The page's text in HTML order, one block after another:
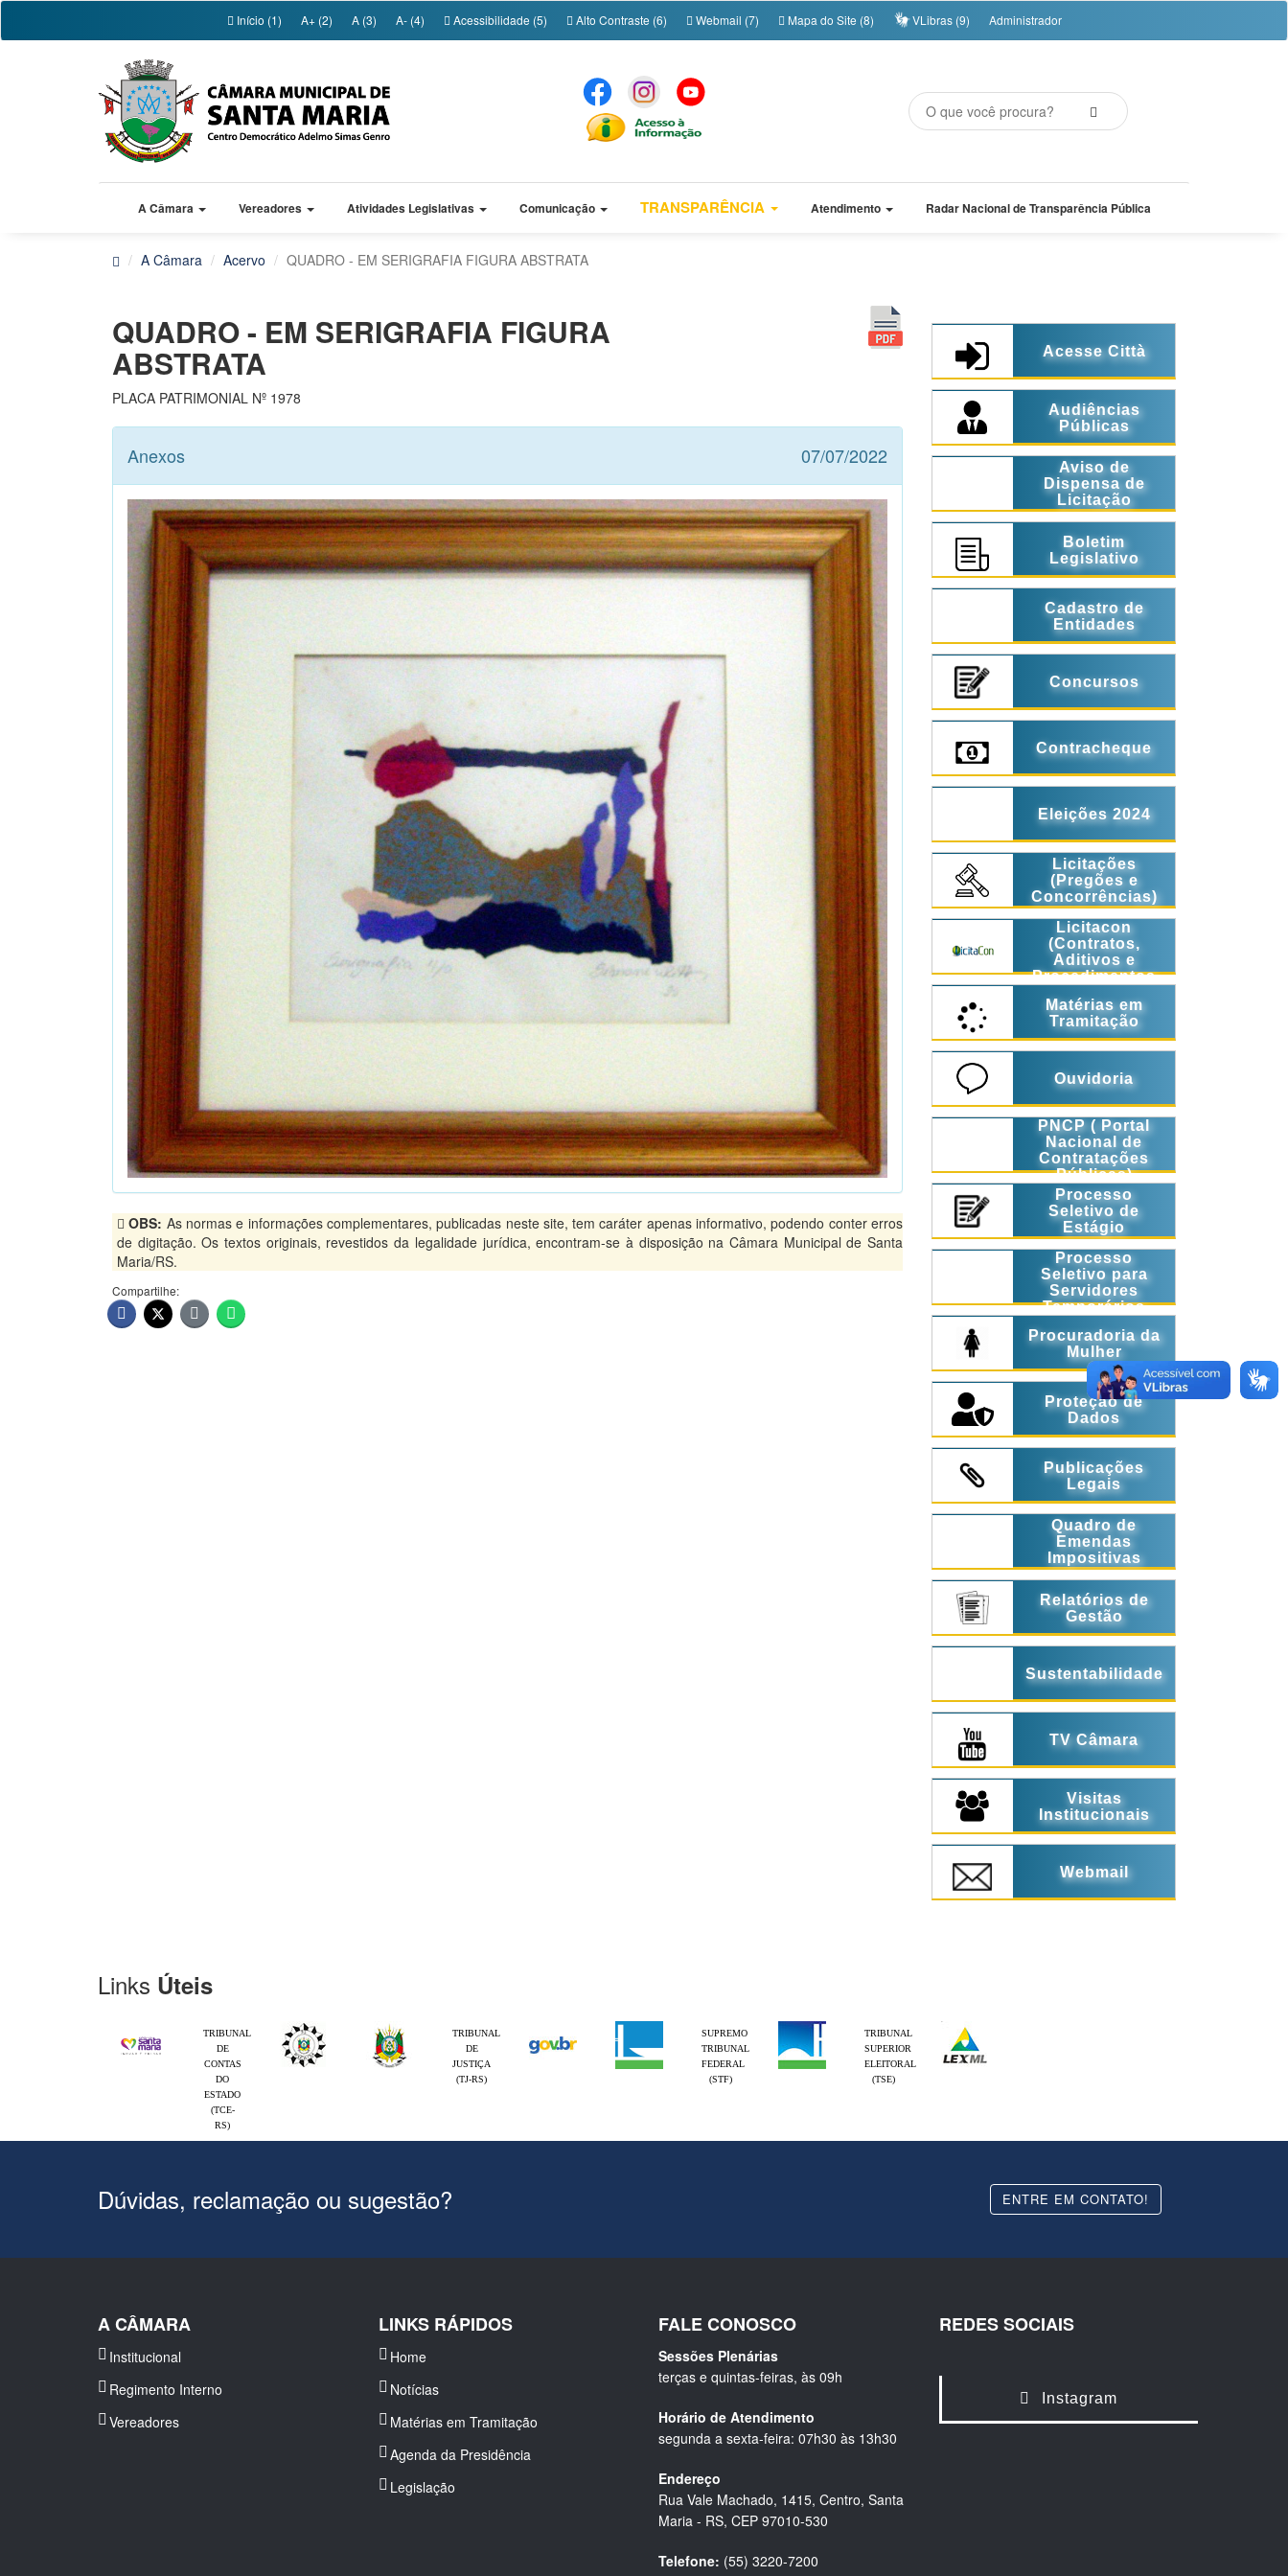
Início (1) A+ (2) A (3) A- (4) Acessibilidade (5) Alto Contraste (6) Webmail (7) Mapa do Site (8) VLibras (9) Administrador
A Câmara Vereadores Atividades Legislativas Comunicação TRANSPARÊNCIA Atendimento Radar Nacional de Transparência Pública
A Câmara Acervo QUADRO - EM SERIGRAFIA FIGURA ABSTRATA
QUADRO - EM SERIGRAFIA FIGURA
ABSTRATA
PLACA PATRIMONIAL Nº 1978
Anexos 07/07/2022
OBS: As normas e informações complementares, publicadas neste site, tem caráter apenas informativo, podendo conter erros
de digitação. Os textos originais, revestidos da legalidade jurídica, encontram-se à disposição na Câmara Municipal de Santa
Maria/RS.
Compartilhe:
Acesse Città
Audiências
Públicas
Aviso de
Dispensa de
Licitação
Boletim
Legislativo
Cadastro de
Entidades
Concursos
Contracheque
Eleições 2024
Licitações
(Pregões e
Concorrências)
Licitacon
(Contratos,
Aditivos e
Procedimentos
Matérias em
Tramitação
Ouvidoria
PNCP ( Portal
Nacional de
Contratações
Públicas)
Processo
Seletivo de
Estágio
Processo
Seletivo para
Servidores
Temporários
Procuradoria da
Mulher
Proteção de
Dados
Publicações
Legais
Quadro de
Emendas
Impositivas
Relatórios de
Gestão
Sustentabilidade
TV Câmara
Visitas
Institucionais
Webmail
Links Úteis
TRIBUNAL
DE
CONTAS
DO
ESTADO
(TCE-
RS)
TRIBUNAL
DE
JUSTIÇA
(TJ-RS)
SUPREMO
TRIBUNAL
FEDERAL
(STF)
TRIBUNAL
SUPERIOR
ELEITORAL
(TSE)
Dúvidas, reclamação ou sugestão? ENTRE EM CONTATO!
A CÂMARA
Institucional
Regimento Interno
Vereadores
LINKS RÁPIDOS
Home
Notícias
Matérias em Tramitação
Agenda da Presidência
Legislação
FALE CONOSCO
Sessões Plenárias
terças e quintas-feiras, às 09h
Horário de Atendimento
segunda a sexta-feira: 07h30 às 13h30
Endereço
Rua Vale Machado, 1415, Centro, Santa
Maria - RS, CEP 97010-530
Telefone: (55) 3220-7200
REDES SOCIAIS
Instagram